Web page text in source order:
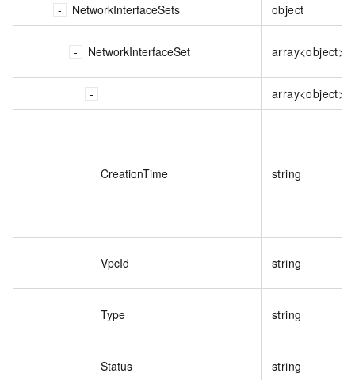
NetworkInterfaceSets object
NetworkInterfaceSet array<object>
array<object>
CreationTime string
VpcId string
Type string
Status string